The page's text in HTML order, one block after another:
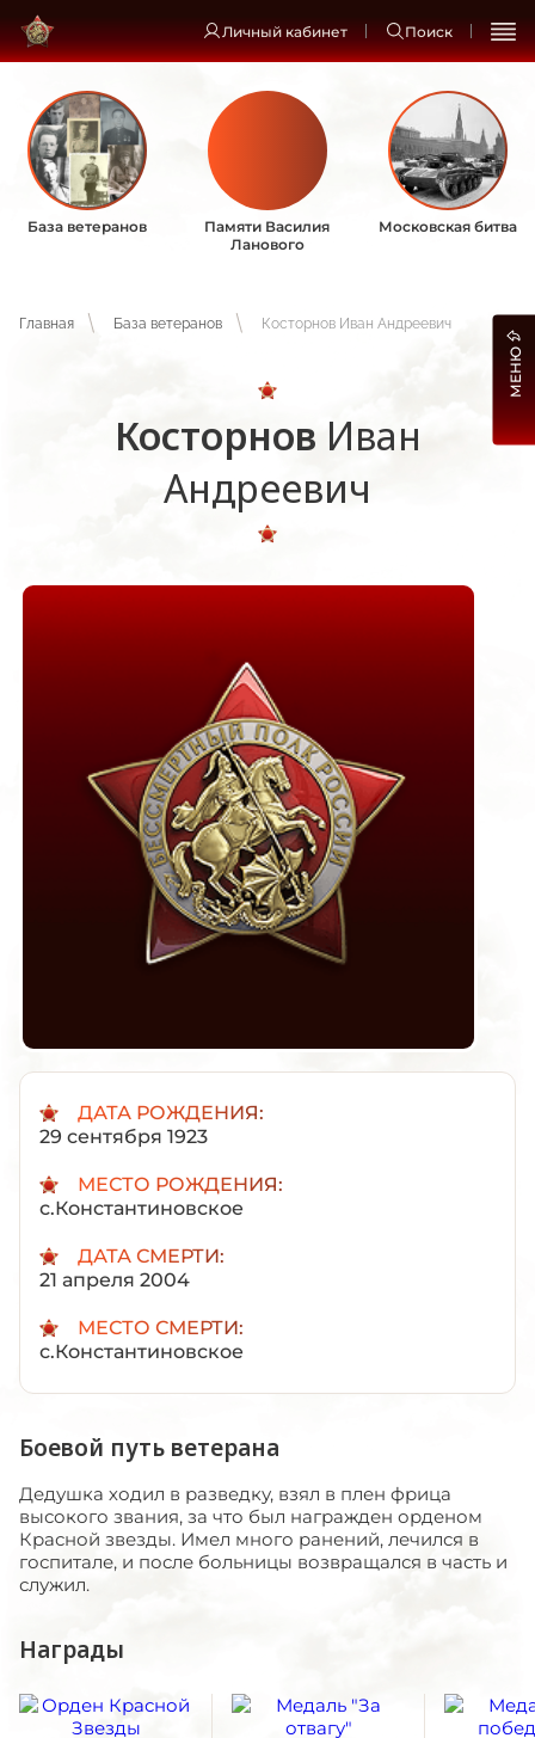
Личный кабинет Поиск
База ветеранов
Памяти Василия
Ланового
Московская битва
Главная База ветеранов Косторнов Иван Андреевич
Косторнов Иван
Андреевич
ДАТА РОЖДЕНИЯ:
29 сентября 1923
МЕСТО РОЖДЕНИЯ:
с.Константиновское
ДАТА СМЕРТИ:
21 апреля 2004
МЕСТО СМЕРТИ:
с.Константиновское
Боевой путь ветерана
Дедушка ходил в разведку, взял в плен фрица
высокого звания, за что был награжден орденом
Красной звезды. Имел много ранений, лечился в
госпитале, и после больницы возвращался в часть и
служил.
Награды
МЕНЮ